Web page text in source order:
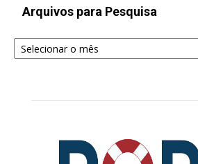
Arquivos para Pesquisa
Arquivos
para